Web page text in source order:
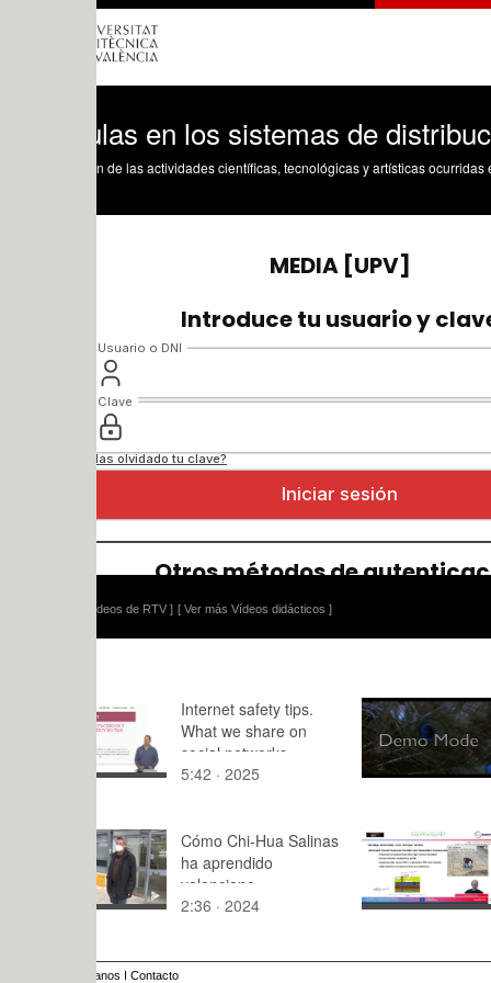
en los sistemas de distribución de
de las actividades científicas, tecnológicas y artísticas ocurridas en los tres
[ Ver más Vídeos didácticos ]
Internet safety tips.
What we share on
social networks
5:42 · 2025
Dracula
6:,3 · 2014
Cómo Chi-Hua Salinas
ha aprendido
valenciano
2:36 · 2024
06-
5:35 · 2025